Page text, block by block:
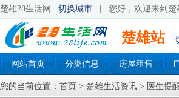
楚雄28生活网 切换城市 您好，欢迎来到楚
楚雄站
网站首页 分类信息 房屋租售
您的当前位置： 首页 > 楚雄生活资讯 > 医生提